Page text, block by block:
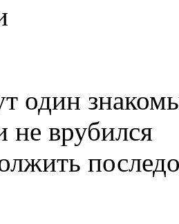
один
не врубился